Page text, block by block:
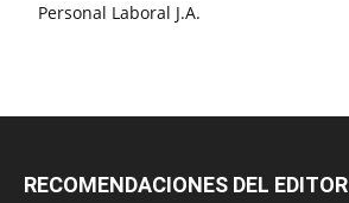
Personal Laboral J.A.
RECOMENDACIONES DEL EDITOR